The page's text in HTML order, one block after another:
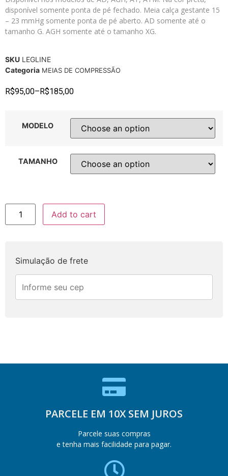
disponível somente ponta de pé fechado. Meia calça gestante 15
– 23 mmHg somente ponta de pé aberto. AD somente até o
tamanho G. AGH somente até o tamanho XG.
SKU LEGLINE
Categoria MEIAS DE COMPRESSÃO
R$95,00– R$185,00
MODELO
TAMANHO
Add to cart
Simulação de frete
PARCELE EM 10X SEM JUROS
Parcele suas compras
e tenha mais facilidade para pagar.